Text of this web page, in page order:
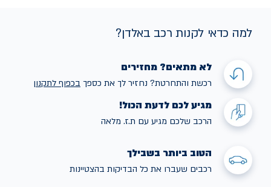
למה כדאי לקנות רכב באלדן?
לא מתאים? מחזירים
רכשת והתחרטת? נחזיר לך את כספך בכפוף לתקנון
מגיע לכם לדעת הכול!
הרכב שלכם מגיע עם ת.ז. מלאה
הטוב ביותר בשבילך
רכבים שעברו את כל הבדיקות בהצטיינות